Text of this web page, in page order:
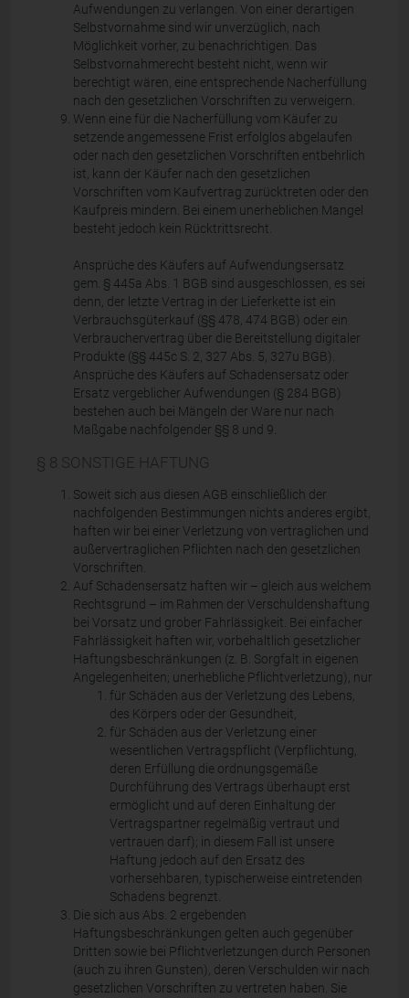
Aufwendungen zu verlangen. Von einer derartigen
Selbstvornahme sind wir unverzüglich, nach
Möglichkeit vorher, zu benachrichtigen. Das
Selbstvornahmerecht besteht nicht, wenn wir
berechtigt wären, eine entsprechende Nacherfüllung
nach den gesetzlichen Vorschriften zu verweigern.
Wenn eine für die Nacherfüllung vom Käufer zu
setzende angemessene Frist erfolglos abgelaufen
oder nach den gesetzlichen Vorschriften entbehrlich
ist, kann der Käufer nach den gesetzlichen
Vorschriften vom Kaufvertrag zurücktreten oder den
Kaufpreis mindern. Bei einem unerheblichen Mangel
besteht jedoch kein Rücktrittsrecht.
Ansprüche des Käufers auf Aufwendungsersatz
gem. § 445a Abs. 1 BGB sind ausgeschlossen, es sei
denn, der letzte Vertrag in der Lieferkette ist ein
Verbrauchsgüterkauf (§§ 478, 474 BGB) oder ein
Verbrauchervertrag über die Bereitstellung digitaler
Produkte (§§ 445c S. 2, 327 Abs. 5, 327u BGB).
Ansprüche des Käufers auf Schadensersatz oder
Ersatz vergeblicher Aufwendungen (§ 284 BGB)
bestehen auch bei Mängeln der Ware nur nach
Maßgabe nachfolgender §§ 8 und 9.
§ 8 SONSTIGE HAFTUNG
Soweit sich aus diesen AGB einschließlich der
nachfolgenden Bestimmungen nichts anderes ergibt,
haften wir bei einer Verletzung von vertraglichen und
außervertraglichen Pflichten nach den gesetzlichen
Vorschriften.
Auf Schadensersatz haften wir – gleich aus welchem
Rechtsgrund – im Rahmen der Verschuldenshaftung
bei Vorsatz und grober Fahrlässigkeit. Bei einfacher
Fahrlässigkeit haften wir, vorbehaltlich gesetzlicher
Haftungsbeschränkungen (z. B. Sorgfalt in eigenen
Angelegenheiten; unerhebliche Pflichtverletzung), nur
für Schäden aus der Verletzung des Lebens,
des Körpers oder der Gesundheit,
für Schäden aus der Verletzung einer
wesentlichen Vertragspflicht (Verpflichtung,
deren Erfüllung die ordnungsgemäße
Durchführung des Vertrags überhaupt erst
ermöglicht und auf deren Einhaltung der
Vertragspartner regelmäßig vertraut und
vertrauen darf); in diesem Fall ist unsere
Haftung jedoch auf den Ersatz des
vorhersehbaren, typischerweise eintretenden
Schadens begrenzt.
Die sich aus Abs. 2 ergebenden
Haftungsbeschränkungen gelten auch gegenüber
Dritten sowie bei Pflichtverletzungen durch Personen
(auch zu ihren Gunsten), deren Verschulden wir nach
gesetzlichen Vorschriften zu vertreten haben. Sie